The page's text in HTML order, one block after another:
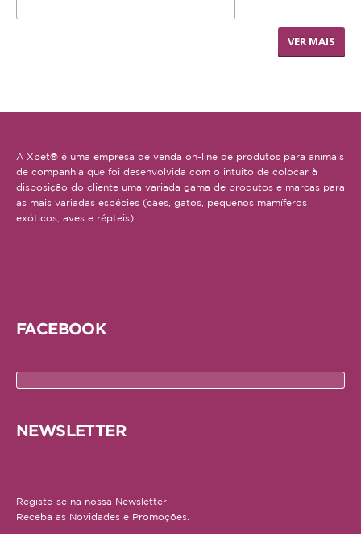
Aves
Repteis
CONTACTOS
VER MAIS
A Xpet® é uma empresa de venda on-line de produtos para animais
de companhia que foi desenvolvida com o intuito de colocar à
disposição do cliente uma variada gama de produtos e marcas para
as mais variadas espécies (cães, gatos, pequenos mamíferos
exóticos, aves e répteis).
FACEBOOK
NEWSLETTER
Registe-se na nossa Newsletter.
Receba as Novidades e Promoções.